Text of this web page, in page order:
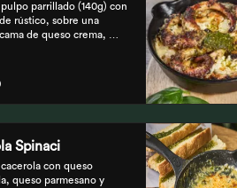
parrillado (140g) con
rústico, sobre una
de queso crema,
de pan focaccia.
Spinaci
con queso
queso parmesano y